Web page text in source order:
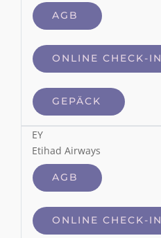
AGB
ONLINE CHECK-IN
GEPÄCK
EY
Etihad Airways
AGB
ONLINE CHECK-IN